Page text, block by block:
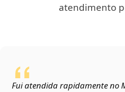
atendimento
Fui atendida rapidamente no